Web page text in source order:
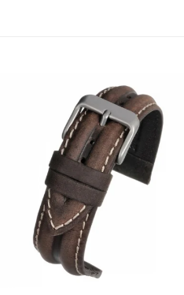
Finisare
Apple Watch